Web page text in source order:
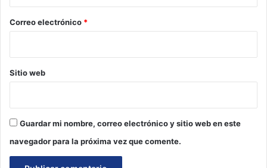
*
Correo electrónico *
Sitio web
Guardar mi nombre, correo electrónico y sitio web en este
navegador para la próxima vez que comente.